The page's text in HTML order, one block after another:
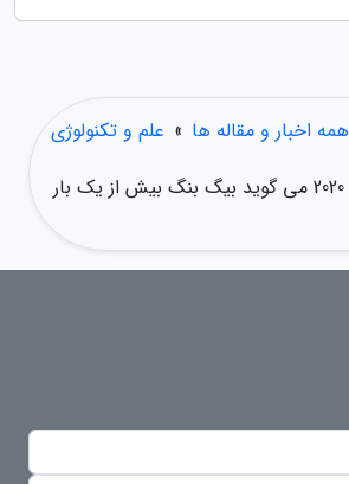
همه اخبار و مقاله ها » علم و تکنولوژی
برنده نوبل فیزیک 2020 می گوید بیگ بنگ بیش از یک بار